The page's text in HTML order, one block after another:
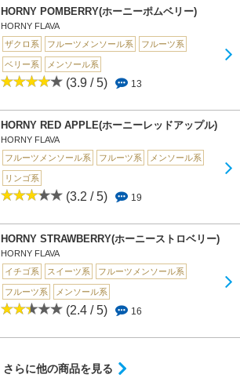
HORNY POMBERRY(ホーニーポムベリー)
HORNY FLAVA
ザクロ系
フルーツメンソール系 フルーツ系
ベリー系 メンソール系
(3.9 / 5) 13
HORNY RED APPLE(ホーニーレッドアップル)
HORNY FLAVA
フルーツメンソール系
フルーツ系 メンソール系
リンゴ系
(3.2 / 5) 19
HORNY STRAWBERRY(ホーニーストロベリー)
HORNY FLAVA
イチゴ系
スイーツ系 フルーツメンソール系
フルーツ系 メンソール系
(2.4 / 5) 16
さらに他の商品を見る